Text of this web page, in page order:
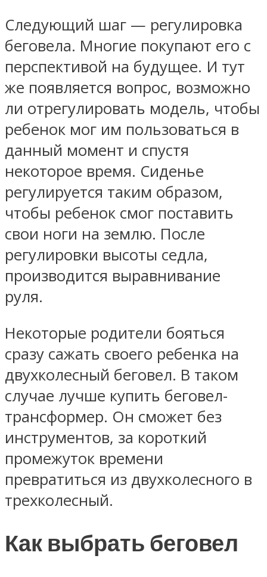
Следующий шаг — регулировка
беговела. Многие покупают его с
перспективой на будущее. И тут
же появляется вопрос, возможно
ли отрегулировать модель, чтобы
ребенок мог им пользоваться в
данный момент и спустя
некоторое время. Сиденье
регулируется таким образом,
чтобы ребенок смог поставить
свои ноги на землю. После
регулировки высоты седла,
производится выравнивание
руля.
Некоторые родители бояться
сразу сажать своего ребенка на
двухколесный беговел. В таком
случае лучше купить беговел-
трансформер. Он сможет без
инструментов, за короткий
промежуток времени
превратиться из двухколесного в
трехколесный.
Как выбрать беговел